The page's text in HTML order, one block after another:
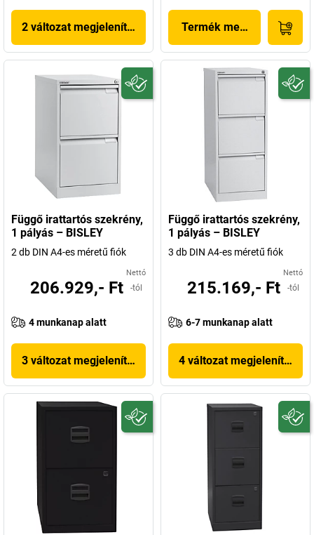
2 változat megjelenítése Termék megjelenítése
Függő irattartós szekrény,
1 pályás – BISLEY
2 db DIN A4-es méretű fiók
Nettó
206.929,- Ft -tól
4 munkanap alatt
3 változat megjelenítése
Függő irattartós szekrény,
1 pályás – BISLEY
3 db DIN A4-es méretű fiók
Nettó
215.169,- Ft -tól
6-7 munkanap alatt
4 változat megjelenítése